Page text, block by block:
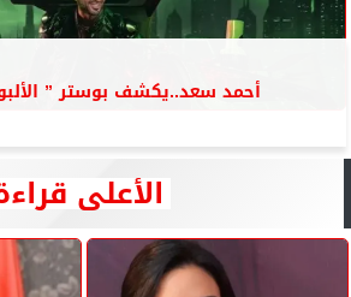
أحمد سعد..يكشف بوستر ”
الأعلى